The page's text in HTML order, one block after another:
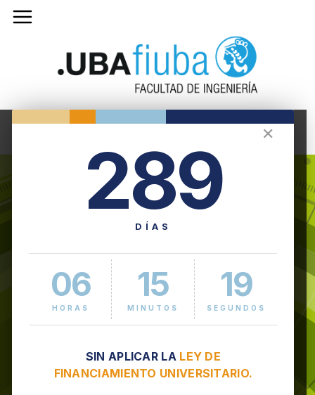
✕
289
DÍAS
06
HORAS
15
MINUTOS
19
SEGUNDOS
SIN APLICAR LA LEY DE
FINANCIAMIENTO UNIVERSITARIO.